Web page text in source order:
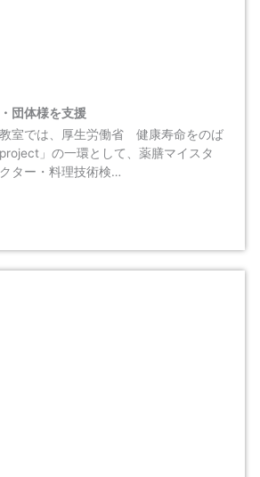
団体様を支援
室では、厚生労働省 健康寿命をのば
」の一環として、薬膳マイスタ
ター・料理技術検…